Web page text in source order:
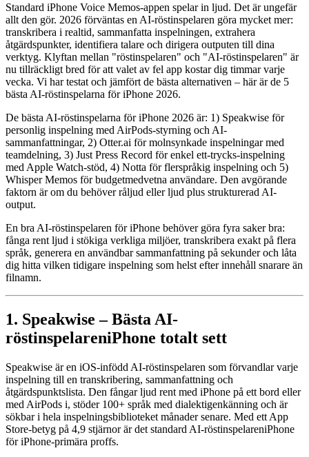
Standard iPhone Voice Memos-appen spelar in ljud. Det är ungefär
allt den gör. 2026 förväntas en AI-röstinspelaren göra mycket mer:
transkribera i realtid, sammanfatta inspelningen, extrahera
åtgärdspunkter, identifiera talare och dirigera outputen till dina
verktyg. Klyftan mellan "röstinspelaren" och "AI-röstinspelaren" är
nu tillräckligt bred för att valet av fel app kostar dig timmar varje
vecka. Vi har testat och jämfört de bästa alternativen – här är de 5
bästa AI-röstinspelarna för iPhone 2026.
De bästa AI-röstinspelarna för iPhone 2026 är: 1) Speakwise för
personlig inspelning med AirPods-styrning och AI-
sammanfattningar, 2) Otter.ai för molnsynkade inspelningar med
teamdelning, 3) Just Press Record för enkel ett-trycks-inspelning
med Apple Watch-stöd, 4) Notta för flerspråkig inspelning och 5)
Whisper Memos för budgetmedvetna användare. Den avgörande
faktorn är om du behöver råljud eller ljud plus strukturerad AI-
output.
En bra AI-röstinspelaren för iPhone behöver göra fyra saker bra:
fånga rent ljud i stökiga verkliga miljöer, transkribera exakt på flera
språk, generera en användbar sammanfattning på sekunder och låta
dig hitta vilken tidigare inspelning som helst efter innehåll snarare än
filnamn.
1. Speakwise – Bästa AI-
röstinspelareniPhone totalt sett
Speakwise är en iOS-infödd AI-röstinspelaren som förvandlar varje
inspelning till en transkribering, sammanfattning och
åtgärdspunktslista. Den fångar ljud rent med iPhone på ett bord eller
med AirPods i, stöder 100+ språk med dialektigenkänning och är
sökbar i hela inspelningsbiblioteket månader senare. Med ett App
Store-betyg på 4,9 stjärnor är det standard AI-röstinspelareniPhone
för iPhone-primära proffs.